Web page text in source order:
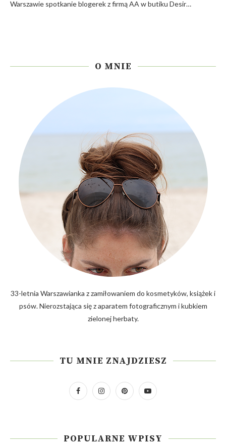
Warszawie spotkanie blogerek z firmą AA w butiku Desir…
O MNIE
33-letnia Warszawianka z zamiłowaniem do kosmetyków, książek i
psów. Nierozstająca się z aparatem fotograficznym i kubkiem
zielonej herbaty.
TU MNIE ZNAJDZIESZ
POPULARNE WPISY